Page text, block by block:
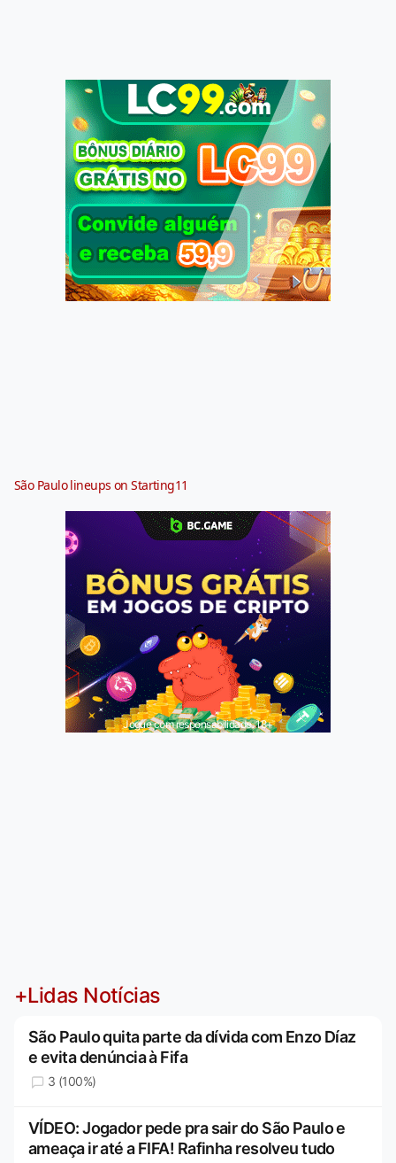
São Paulo lineups on Starting11
Jogue com responsabilidade. 18+
+Lidas Notícias
São Paulo quita parte da dívida com Enzo Díaz
e evita denúncia à Fifa
3 (100%)
VÍDEO: Jogador pede pra sair do São Paulo e
ameaça ir até a FIFA! Rafinha resolveu tudo